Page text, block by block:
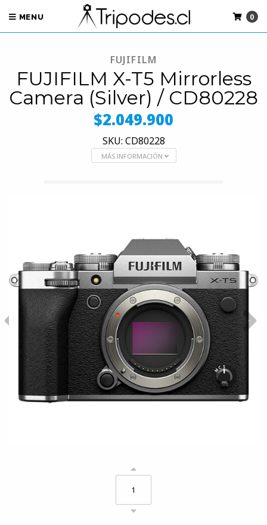
MENU 0
FUJIFILM
FUJIFILM X-T5 Mirrorless
Camera (Silver) / CD80228
$2.049.900
SKU: CD80228
MÁS INFORMACIÓN